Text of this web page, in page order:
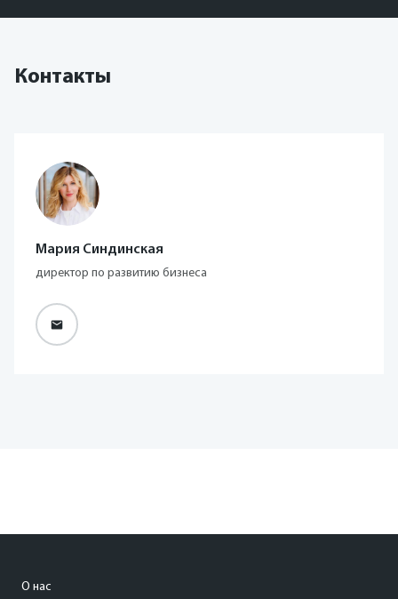
Контакты
Мария Синдинская
директор по развитию бизнеса
О нас